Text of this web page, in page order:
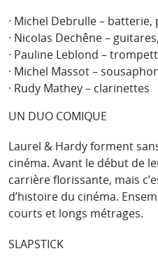
· Michel Debrulle – batterie,
· Nicolas Dechêne –
· Pauline Leblond –
· Michel Massot –
· Rudy Mathey – clarinettes
UN DUO COMIQUE
Laurel & Hardy forment
cinéma. Avant le début de
carrière florissante, mais
d’histoire du cinéma.
courts et longs métrages.
SLAPSTICK